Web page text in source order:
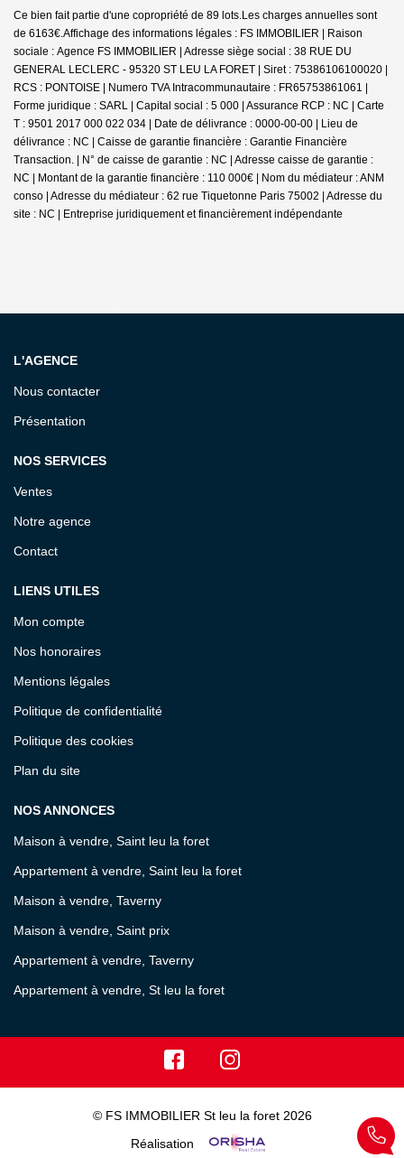
Ce bien fait partie d'une copropriété de 89 lots.Les charges annuelles sont
de 6163€. Affichage des informations légales : FS IMMOBILIER | Raison
sociale : Agence FS IMMOBILIER | Adresse siège social : 38 RUE DU
GENERAL LECLERC - 95320 ST LEU LA FORET | Siret : 75386106100020 |
RCS : PONTOISE | Numero TVA Intracommunautaire : FR65753861061 |
Forme juridique : SARL | Capital social : 5 000 | Assurance RCP : NC | Carte
T : 9501 2017 000 022 034 | Date de délivrance : 0000-00-00 | Lieu de
délivrance : NC | Caisse de garantie financière : Garantie Financière
Transaction. | N° de caisse de garantie : NC | Adresse caisse de garantie :
NC | Montant de la garantie financière : 110 000€ | Nom du médiateur : ANM
conso | Adresse du médiateur : 62 rue Tiquetonne Paris 75002 | Adresse du
site : NC | Entreprise juridiquement et financièrement indépendante
L'AGENCE
Nous contacter
Présentation
NOS SERVICES
Ventes
Notre agence
Contact
LIENS UTILES
Mon compte
Nos honoraires
Mentions légales
Politique de confidentialité
Politique des cookies
Plan du site
NOS ANNONCES
Maison à vendre, Saint leu la foret
Appartement à vendre, Saint leu la foret
Maison à vendre, Taverny
Maison à vendre, Saint prix
Appartement à vendre, Taverny
Appartement à vendre, St leu la foret
© FS IMMOBILIER St leu la foret 2026
Réalisation